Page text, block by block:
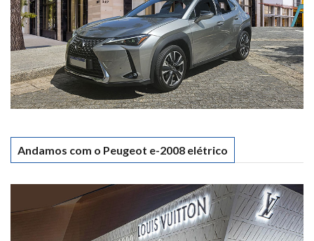
Andamos com o Peugeot e-2008 elétrico